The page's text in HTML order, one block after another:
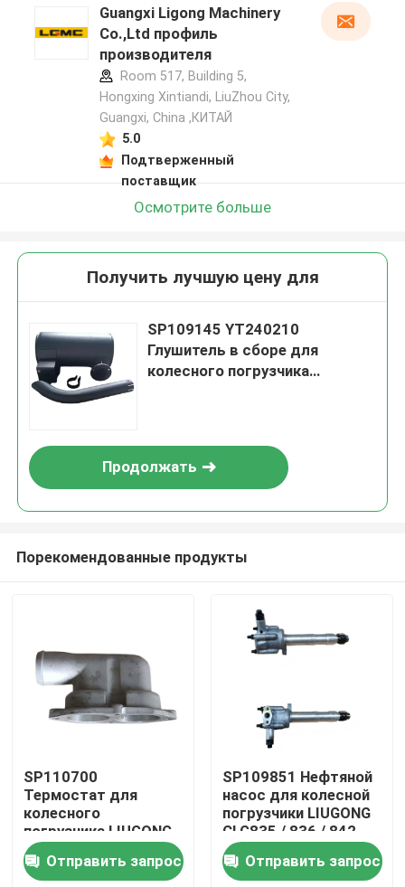
Дом
Продукты
Видео
Guangxi Ligong Machinery
Co.,Ltd профиль
производителя
Room 517, Building 5,
Hongxing Xintiandi, LiuZhou City,
Guangxi, China ,КИТАЙ
5.0
Подтверженный
поставщик
Осмотрите больше
Получить лучшую цену для
SP109145 YT240210
Глушитель в сборе для
колесного погрузчика
CLG920C/D Грейдер CLG418
Продолжать
Порекомендованные продукты
SP110700
Термостат для
колесного
погрузчика LIUGONG
CLG835/836/842,
грейдера/дорожного
Отправить запрос
SP109851 Нефтяной
насос для колесной
погрузчики LIUGONG
CLG835 / 836 / 842
экскаватор CLG920C
/ D / 922D / 925D
Отправить запрос